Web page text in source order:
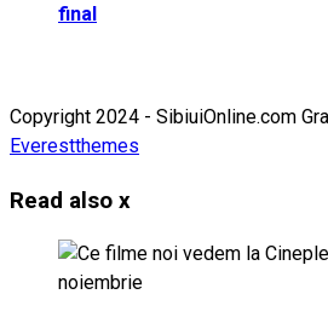
final
Copyright 2024 - SibiuiOnline.com
Everestthemes
Read also x